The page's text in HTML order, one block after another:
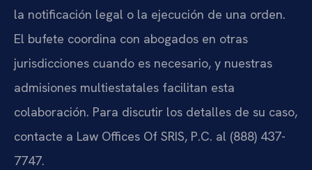
la notificación legal o la ejecución de una orden.
El bufete coordina con abogados en otras
jurisdicciones cuando es necesario, y nuestras
admisiones multiestatales facilitan esta
colaboración. Para discutir los detalles de su caso,
contacte a Law Offices Of SRIS, P.C. al (888) 437-
7747.